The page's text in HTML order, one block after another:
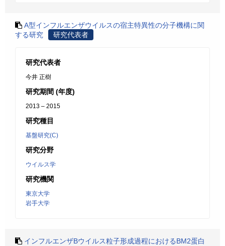
A型インフルエンザウイルスの宿主特異性の分子機構に関
する研究
研究代表者
研究代表者
今井 正樹
研究期間 (年度)
2013 – 2015
研究種目
基盤研究(C)
研究分野
ウイルス学
研究機関
東京大学
岩手大学
インフルエンザBウイルス粒子形成過程におけるBM2蛋白